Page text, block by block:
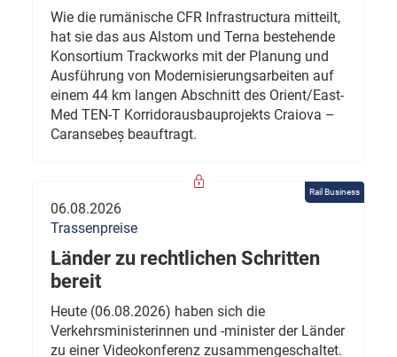
Wie die rumänische CFR Infrastructura mitteilt,
hat sie das aus Alstom und Terna bestehende
Konsortium Trackworks mit der Planung und
Ausführung von Modernisierungsarbeiten auf
einem 44 km langen Abschnitt des Orient/East-
Med TEN-T Korridorausbauprojekts Craiova –
Caransebeș beauftragt.
Rail Business
06.08.2026
Trassenpreise
Länder zu rechtlichen Schritten
bereit
Heute (06.08.2026) haben sich die
Verkehrsministerinnen und -minister der Länder
zu einer Videokonferenz zusammengeschaltet.